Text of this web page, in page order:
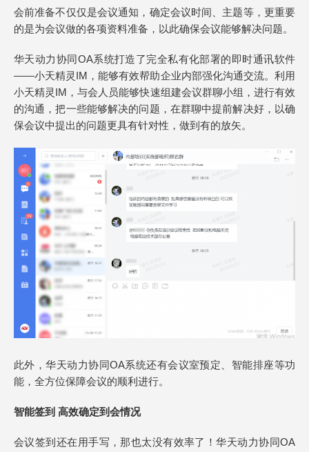
会前准备不仅仅是会议通知，确定会议时间、主题等，更重要
的是为会议做的各项资料准备，以此确保会议能够解决问题。
华天动力协同OA系统打造了完全私有化部署的即时通讯软件
——小天精灵IM，能够有效帮助企业内部强化沟通交流。利用
小天精灵IM，与会人员能够快速组建会议群聊小组，进行有效
的沟通，把一些能够解决的问题，在群聊中提前解决好，以确
保会议中提出的问题更具有针对性，做到有的放矢。
此外，华天动力协同OA系统还有会议室预定、智能排座等功
能，全方位保障会议的顺利进行。
智能签到 高效确定到会情况
会议签到还在用手写，那也太没有效率了！华天动力协同OA